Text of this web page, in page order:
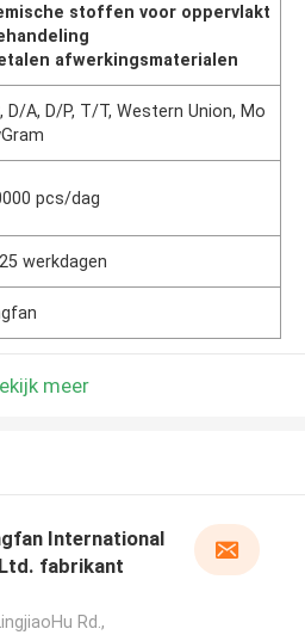
stoffen voor oppervlakt
afwerkingsmaterialen
D/A, D/P, T/T, Western Union, Mo
pcs/dag
werkdagen
meer
International
fabrikant
Rd.,